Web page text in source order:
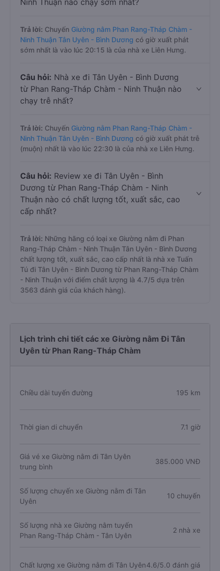
Ninh Thuận nào chạy sớm nhất?
Trả lời: Chuyến Giường nằm Phan Rang-Tháp Chàm -
Ninh Thuận Tân Uyên - Bình Dương có giờ xuất phát
sớm nhất là vào lúc 20:15 là của nhà xe Liên Hưng.
Câu hỏi: Nhà xe đi Tân Uyên - Bình Dương
từ Phan Rang-Tháp Chàm - Ninh Thuận nào
chạy trễ nhất?
Trả lời: Chuyến Giường nằm Phan Rang-Tháp Chàm -
Ninh Thuận Tân Uyên - Bình Dương có giờ xuất phát trễ
(muộn) nhất là vào lúc 22:30 là của nhà xe Liên Hưng.
Câu hỏi: Review xe đi Tân Uyên - Bình
Dương từ Phan Rang-Tháp Chàm - Ninh
Thuận nào có chất lượng tốt, xuất sắc, cao
cấp nhất?
Trả lời: Những hãng có loại xe Giường nằm đi Phan
Rang-Tháp Chàm - Ninh Thuận Tân Uyên - Bình Dương
chất lượng tốt, xuất sắc, cao cấp nhất là nhà xe Tuấn
Tú đi Tân Uyên - Bình Dương từ Phan Rang-Tháp Chàm
- Ninh Thuận với điểm chất lượng là 4.7/5 dựa trên
3563 đánh giá của khách hàng).
Lịch trình chi tiết các xe Giường nằm Đi Tân
Uyên từ Phan Rang-Tháp Chàm
Chiều dài tuyến đường 195 km
Thời gian di chuyển 7.1 giờ
Giá vé xe Giường nằm đi Tân Uyên
trung bình
385.000 VNĐ
Số lượng chuyến xe Giường nằm đi Tân
Uyên
10 chuyến
Số lượng nhà xe Giường nằm tuyến
Phan Rang-Tháp Chàm - Tân Uyên
2 nhà xe
Chất lượng xe Giường nằm đi Tân Uyên4.6/5.0 đánh giá